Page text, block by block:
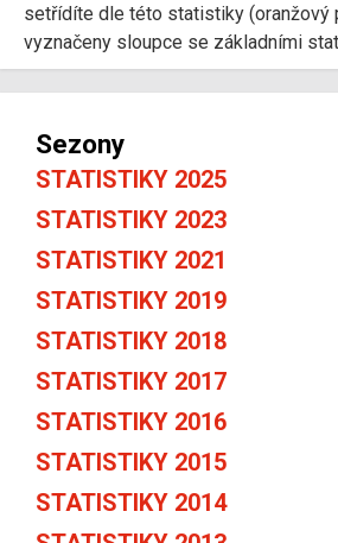
setřídíte dle této statistiky (oranžový
vyznačeny sloupce se základními
Sezony
STATISTIKY 2025
STATISTIKY 2023
STATISTIKY 2021
STATISTIKY 2019
STATISTIKY 2018
STATISTIKY 2017
STATISTIKY 2016
STATISTIKY 2015
STATISTIKY 2014